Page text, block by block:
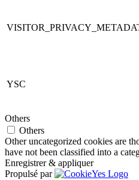
YSC
Others
Others
Other uncategorized cookies are
have not been classified into a
Enregistrer & appliquer
Propulsé par